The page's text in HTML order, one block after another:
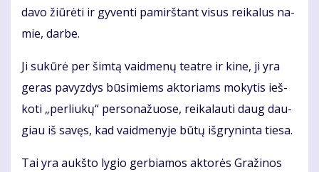
da­vo žiū­rė­ti ir gy­ven­ti pa­mirš­tant vi­sus rei­ka­lus na­
mie, dar­be.
Ji su­kū­rė per šim­tą vaid­me­nų te­at­re ir ki­ne, ji yra
ge­ras pa­vyz­dys bū­si­miems ak­to­riams mo­ky­tis ieš­
ko­ti „per­liu­kų“ per­so­na­žuo­se, rei­ka­lau­ti daug dau­
giau iš sa­vęs, kad vaid­me­ny­je bū­tų iš­gry­nin­ta tie­sa.
Tai yra aukš­to ly­gio ger­bia­mos ak­to­rės Gra­ži­nos